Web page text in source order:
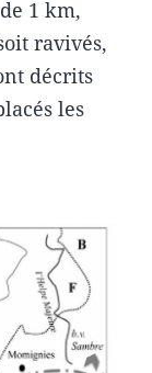
1 km,
ravivés,
décrits
les